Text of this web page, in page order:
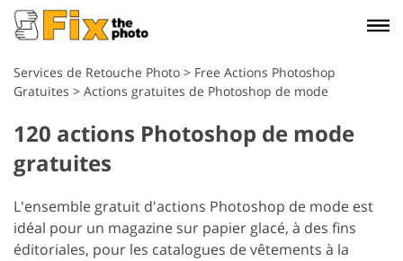
Services de Retouche Photo > Free Actions Photoshop
Gratuites > Actions gratuites de Photoshop de mode
120 actions Photoshop de mode
gratuites
L'ensemble gratuit d'actions Photoshop de mode est
idéal pour un magazine sur papier glacé, à des fins
éditoriales, pour les catalogues de vêtements à la